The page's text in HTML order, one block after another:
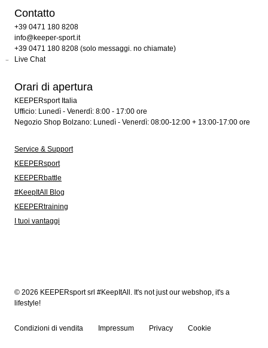
Contatto
+39 0471 180 8208
info@keeper-sport.it
+39 0471 180 8208 (solo messaggi. no chiamate)
Live Chat
Orari di apertura
KEEPERsport Italia
Ufficio: Lunedì - Venerdì: 8:00 - 17:00 ore
Negozio Shop Bolzano: Lunedì - Venerdì: 08:00-12:00 + 13:00-17:00 ore
Service & Support
KEEPERsport
KEEPERbattle
#KeepItAll Blog
KEEPERtraining
I tuoi vantaggi
© 2026 KEEPERsport srl #KeepItAll. It's not just our webshop, it's a
lifestyle!
Condizioni di vendita Impressum Privacy Cookie